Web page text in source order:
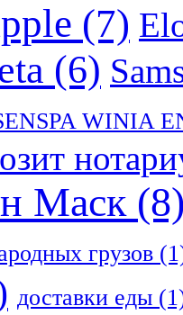
(7)
(6)
WINIA
Маск
грузов
доставки еды